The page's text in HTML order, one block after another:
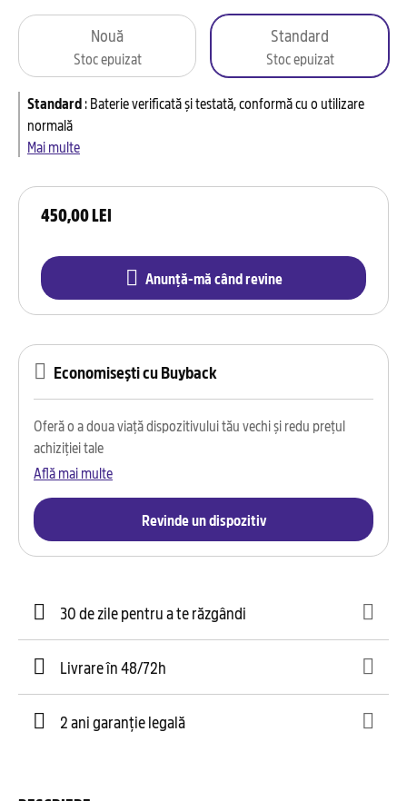
450,00 LEI
Anunță-mă când revine
Nouă
Stoc epuizat
Standard
Stoc epuizat
Standard:Baterie verificată și testată, conformă cu o utilizare
normală
Mai multe
Economisești cu Buyback
Oferă o a doua viață dispozitivului tău vechi și redu prețul
achiziției tale
Află mai multe
Revinde un dispozitiv
30 de zile pentru a te răzgândi
Livrare în 48/72h
2 ani garanție legală